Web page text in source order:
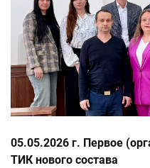
05.05.2026 г. Первое
ТИК нового состава